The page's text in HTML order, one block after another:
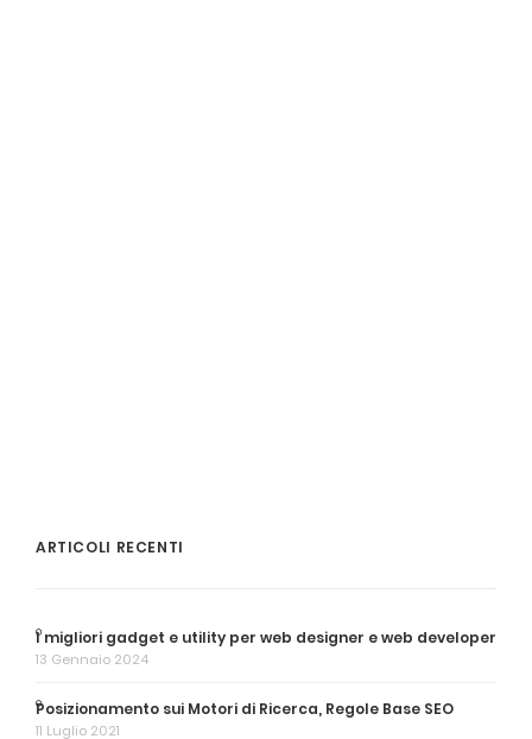
ARTICOLI RECENTI
I migliori gadget e utility per web designer e web developer
13 Gennaio 2024
Posizionamento sui Motori di Ricerca, Regole Base SEO
11 Luglio 2021